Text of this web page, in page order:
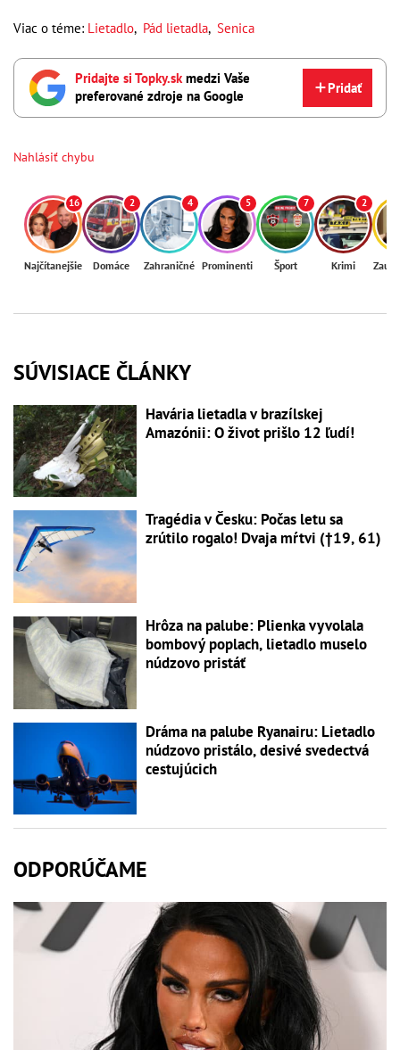
Viac o téme: Lietadlo, Pád lietadla, Senica
Pridajte si Topky.skmedzi Vaše
preferované zdroje na Google
Pridať
Nahlásiť chybu
16
Najčítanejšie
2
Domáce
4
Zahraničné
5
Prominenti
7
Šport
2
Krimi
SÚVISIACE ČLÁNKY
Havária lietadla v brazílskej
Amazónii: O život prišlo 12 ľudí!
Tragédia v Česku: Počas letu sa
zrútilo rogalo! Dvaja mŕtvi (†19, 61)
Hrôza na palube: Plienka vyvolala
bombový poplach, lietadlo muselo
núdzovo pristáť
Dráma na palube Ryanairu: Lietadlo
núdzovo pristálo, desivé svedectvá
cestujúcich
ODPORÚČAME